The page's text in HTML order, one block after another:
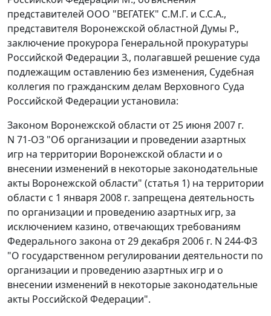
представителей ООО "ВЕГАТЕК" С.М.Г. и С.С.А.,
представителя Воронежской областной Думы Р.,
заключение прокурора Генеральной прокуратуры
Российской Федерации З., полагавшей решение суда
подлежащим оставлению без изменения, Судебная
коллегия по гражданским делам Верховного Суда
Российской Федерации установила:
Законом Воронежской области от 25 июня 2007 г.
N 71-ОЗ "Об организации и проведении азартных
игр на территории Воронежской области и о
внесении изменений в некоторые законодательные
акты Воронежской области" (статья 1) на территории
области с 1 января 2008 г. запрещена деятельность
по организации и проведению азартных игр, за
исключением казино, отвечающих требованиям
Федерального закона от 29 декабря 2006 г. N 244-ФЗ
"О государственном регулировании деятельности по
организации и проведению азартных игр и о
внесении изменений в некоторые законодательные
акты Российской Федерации".